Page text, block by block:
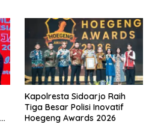
Kapolresta Sidoarjo Raih
Tiga Besar Polisi Inovatif
Hoegeng Awards 2026